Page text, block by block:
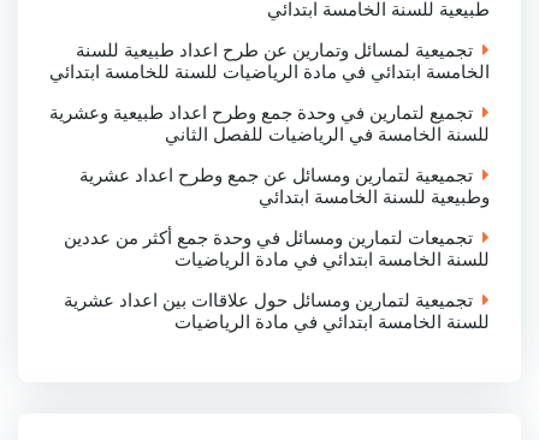
طبيعية للسنة الخامسة ابتدائي
تجميعية لمسائل وتمارين عن طرح اعداد طبيعية للسنة
الخامسة ابتدائي في مادة الرياضيات للسنة للخامسة ابتدائي
تجميع لتمارين في وحدة جمع وطرح اعداد طبيعية وعشرية
للسنة الخامسة في الرياضيات للفصل الثاني
تجميعية لتمارين ومسائل عن جمع وطرح اعداد عشرية
وطبيعية للسنة الخامسة ابتدائي
تجميعات لتمارين ومسائل في وحدة جمع أكثر من عددين
للسنة الخامسة ابتدائي في مادة الرياضيات
تجميعية لتمارين ومسائل حول علاقاات بين اعداد عشرية
للسنة الخامسة ابتدائي في مادة الرياضيات